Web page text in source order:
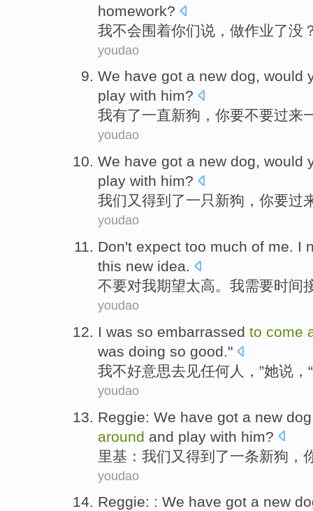
homework?
我不会围着你们说 ，做作业了没
youdao
We have got a new dog, would
play with him?
我有了一直新狗 ， 你要不要过来
youdao
We have got a new dog, would
play with him?
我们 又 得到 了一只 新狗 ， 你要过
youdao
Don't expect too much of me. I
this new idea.
不要对我期望太高。 我需要时间
youdao
I was so embarrassed to come
was doing so good."
我不好意思去 见任何人 ，”她说
youdao
Reggie: We have got a new dog
around and play with him?
里基 ： 我们 又 得到 了一条新狗 ，
youdao
Reggie: : We have got a new